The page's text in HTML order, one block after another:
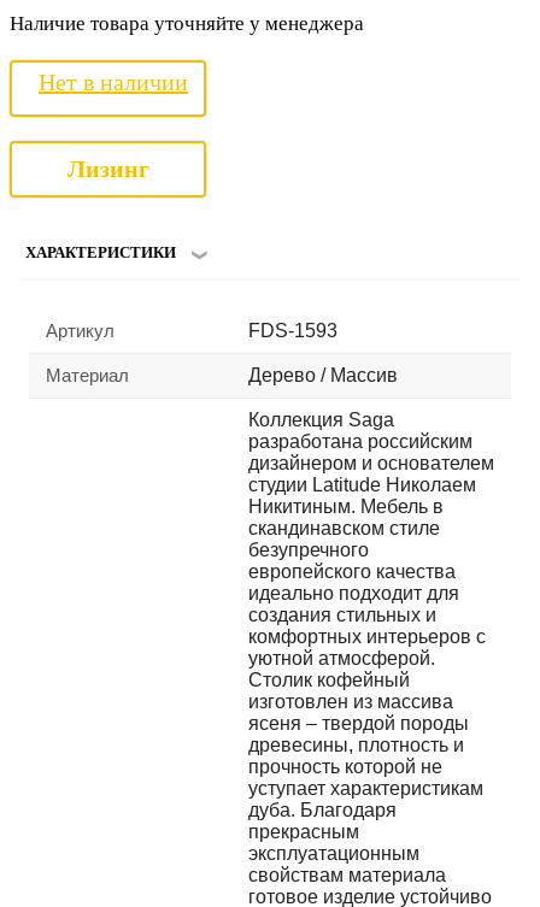
Наличие товара уточняйте у менеджера
Нет в наличии
Лизинг
ХАРАКТЕРИСТИКИ
Артикул FDS-1593
Материал Дерево / Массив
Коллекция Saga
разработана российским
дизайнером и основателем
студии Latitude Николаем
Никитиным. Мебель в
скандинавском стиле
безупречного
европейского качества
идеально подходит для
создания стильных и
комфортных интерьеров с
уютной атмосферой.
Cтолик кофейный
изготовлен из массива
ясеня – твердой породы
древесины, плотность и
прочность которой не
уступает характеристикам
дуба. Благодаря
прекрасным
эксплуатационным
свойствам материала
готовое изделие устойчиво